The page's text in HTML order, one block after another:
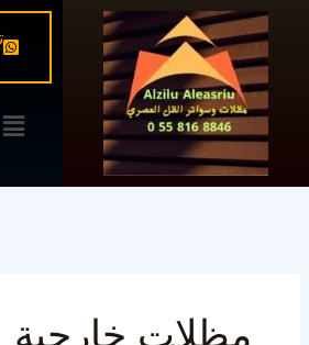
تخطي
المحتوى